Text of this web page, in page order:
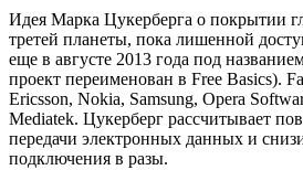
Идея Марка Цукерберга о покрытии
третей планеты, пока лишенной
еще в августе 2013 года под
проект переименован в Free Basics).
Ericsson, Nokia, Samsung, Opera
Mediatek. Цукерберг рассчитывает
передачи электронных данных и
подключения в разы.